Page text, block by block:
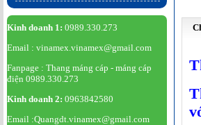
Kinh doanh 1: 0989.330.273
Email : vinamex.vinamex@gmail.com
Fanpage : Thang máng cáp - máng cáp
điện 0989.330.273
Kinh doanh 2: 0963842580
Email :Quangdt.vinamex@gmail.com